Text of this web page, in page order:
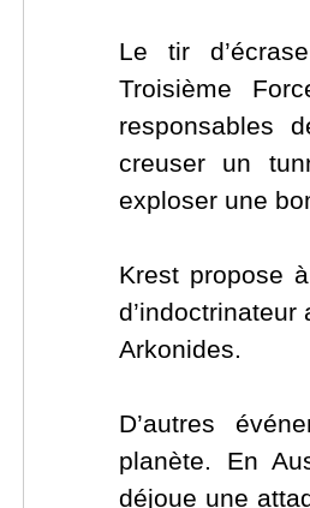
Le tir
Troisième
responsables
creuser un
exploser une
Krest propose
Arkonides.
D’autres
planète. En
déjoue une